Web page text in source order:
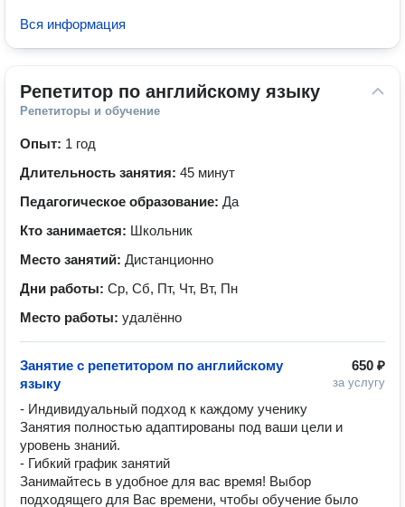
Вся информация
Репетитор по английскому языку
Репетиторы и обучение
Опыт: 1 год
Длительность занятия: 45 минут
Педагогическое образование: Да
Кто занимается: Школьник
Место занятий: Дистанционно
Дни работы: Ср, Сб, Пт, Чт, Вт, Пн
Место работы: удалённо
650 ₽
за услугу
Занятие с репетитором по английскому
языку
- Индивидуальный подход к каждому ученику
Занятия полностью адаптированы под ваши цели и
уровень знаний.
- Гибкий график занятий
Занимайтесь в удобное для вас время! Выбор
подходящего для Вас времени, чтобы обучение было